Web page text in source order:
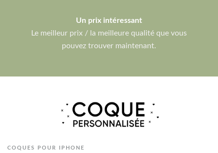
Un prix intéressant
Le meilleur prix / la meilleure qualité que vous
pouvez trouver maintenant.
COQUES POUR IPHONE